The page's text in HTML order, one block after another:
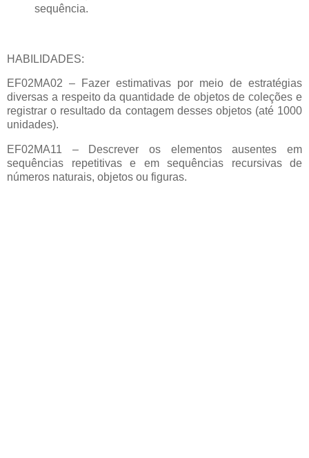
sequência.
HABILIDADES:
EF02MA02 – Fazer estimativas por meio de estratégias
diversas a respeito da quantidade de objetos de coleções e
registrar o resultado da contagem desses objetos (até 1000
unidades).
EF02MA11 – Descrever os elementos ausentes em
sequências repetitivas e em sequências recursivas de
números naturais, objetos ou figuras.